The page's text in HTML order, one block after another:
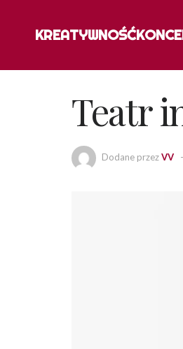
KREATYWNOŚĆ
Teatr
Dodane przezVV